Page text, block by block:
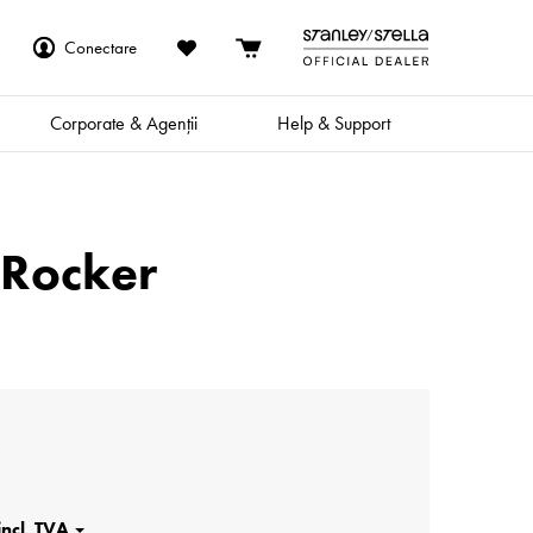
Conectare
Corporate & Agenții Help & Support